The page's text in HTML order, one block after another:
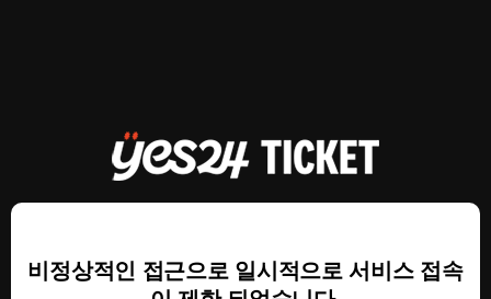
비정상적인 접근으로 일시적으로 서비스 접속